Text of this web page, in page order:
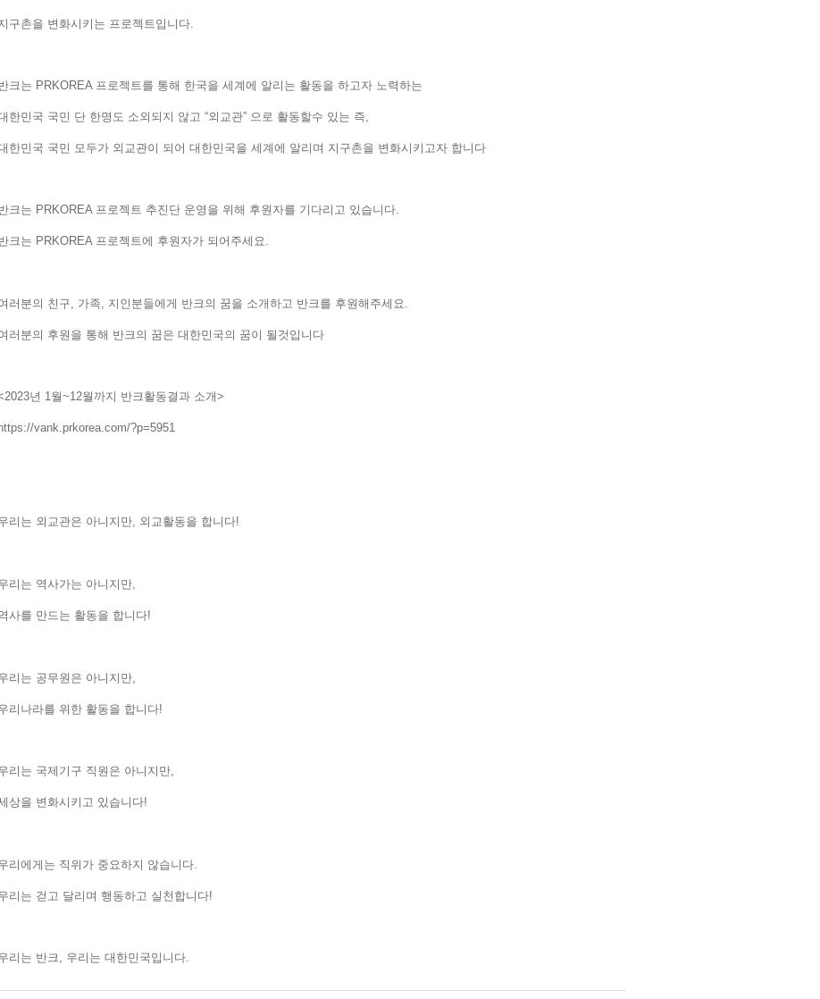
구촌을 변화시키는 프로젝트입니다.
크는 PRKOREA 프로젝트를 통해 한국을 세계에 알리는 활동을 하고자 노력하는
한민국 국민 단 한명도 소외되지 않고 “외교관” 으로 활동할수 있는 즉,
한민국 국민 모두가 외교관이 되어 대한민국을 세계에 알리며 지구촌을 변화시키고자 합니다
크는 PRKOREA 프로젝트 추진단 운영을 위해 후원자를 기다리고 있습니다.
크는 PRKOREA 프로젝트에 후원자가 되어주세요.
러분의 친구, 가족, 지인분들에게 반크의 꿈을 소개하고 반크를 후원해주세요.
러분의 후원을 통해 반크의 꿈은 대한민국의 꿈이 될것입니다
년 1월~12월까지 반크활동결과 소개>
https://vank.prkorea.com/?p=5951
리는 외교관은 아니지만, 외교활동을 합니다!
리는 역사가는 아니지만,
사를 만드는 활동을 합니다!
리는 공무원은 아니지만,
리나라를 위한 활동을 합니다!
리는 국제기구 직원은 아니지만,
상을 변화시키고 있습니다!
리에게는 직위가 중요하지 않습니다.
리는 걷고 달리며 행동하고 실천합니다!
리는 반크, 우리는 대한민국입니다.